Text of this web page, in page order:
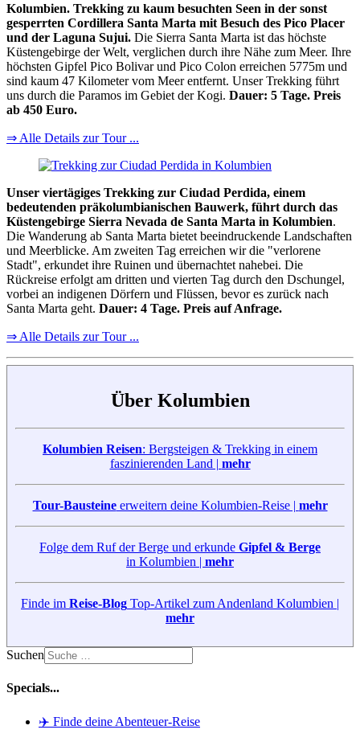
Kolumbien. Trekking zu kaum besuchten Seen in der sonst
gesperrten Cordillera Santa Marta mit Besuch des Pico Placer
und der Laguna Sujui. Die Sierra Santa Marta ist das höchste
Küstengebirge der Welt, verglichen durch ihre Nähe zum Meer. Ihre
höchsten Gipfel Pico Bolivar und Pico Colon erreichen 5775m und
sind kaum 47 Kilometer vom Meer entfernt. Unser Trekking führt
uns durch die Paramos im Gebiet der Kogi. Dauer: 5 Tage. Preis
ab 450 Euro.
⇒ Alle Details zur Tour ...
Unser viertägiges Trekking zur Ciudad Perdida, einem
bedeutenden präkolumbianischen Bauwerk, führt durch das
Küstengebirge Sierra Nevada de Santa Marta in Kolumbien.
Die Wanderung ab Santa Marta bietet beeindruckende Landschaften
und Meerblicke. Am zweiten Tag erreichen wir die "verlorene
Stadt", erkundet ihre Ruinen und übernachtet nahebei. Die
Rückreise erfolgt am dritten und vierten Tag durch den Dschungel,
vorbei an indigenen Dörfern und Flüssen, bevor es zurück nach
Santa Marta geht. Dauer: 4 Tage. Preis auf Anfrage.
⇒ Alle Details zur Tour ...
Über Kolumbien
Kolumbien Reisen: Bergsteigen & Trekking in einem
faszinierenden Land | mehr
Tour-Bausteineerweitern deine Kolumbien-Reise | mehr
Folge dem Ruf der Berge und erkunde Gipfel & Berge
in Kolumbien | mehr
Finde im Reise-Blog Top-Artikel zum Andenland Kolumbien |
mehr
Suchen
Specials...
✈️ Finde deine Abenteuer-Reise